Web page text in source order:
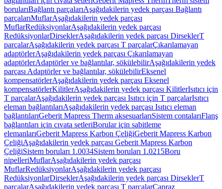
borularıBağlantı parçalarıAşağıdakilerin yedek parçası Bağlantı
parçalarıMuflarAşağıdakilerin yedek parçası
MuflarRedüksiyonlarAşağıdakilerin yedek parçası
RedüksiyonlarDirseklerAşağıdakilerin yedek parçası DirseklerT
parçalarAşağıdakilerin yedek parçası T parçalarÇıkarılamayan
adaptörlerAşağıdakilerin yedek parçası Çıkarılamayan
adaptörlerAdaptörler ve bağlantılar, sökülebilirAşağıdakilerin yedek
parçası Adaptörler ve bağlantılar, sökülebilirEksenel
kompensatörlerAşağıdakilerin yedek parçası Eksenel
kompensatörlerKilitlerAşağıdakilerin yedek parçası KilitlerIsıtıcı için
T parçalarAşağıdakilerin yedek parçası Isıtıcı için T parçalarIsıtıcı
eleman bağlantılarıAşağıdakilerin yedek parçası Isıtıcı eleman
bağlantılarıGeberit Mapress Therm aksesuarlarıSistem contalarıFlanş
bağlantıları için cıvata setleriBorular için sabitleme
elemanlarıGeberit Mapress Karbon ÇeliğiGeberit Mapress Karbon
ÇeliğiAşağıdakilerin yedek parçası Geberit Mapress Karbon
ÇeliğiSistem boruları 1.0034Sistem boruları 1.0215Boru
nipelleriMuflarAşağıdakilerin yedek parçası
MuflarRedüksiyonlarAşağıdakilerin yedek parçası
RedüksiyonlarDirseklerAşağıdakilerin yedek parçası DirseklerT
parçalarAşağıdakilerin yedek parçası T parçalarÇapraz